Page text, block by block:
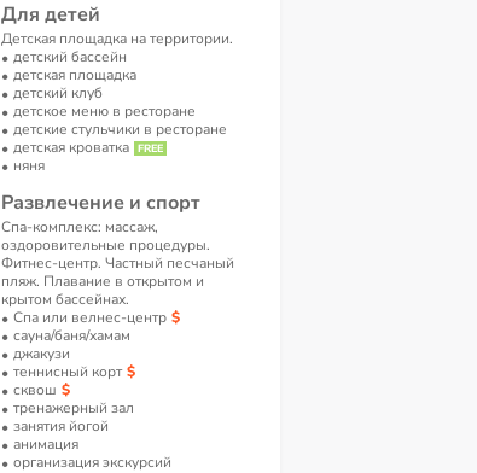
Для детей
Детская площадка на территории.
детский бассейн
детская площадка
детский клуб
детское меню в ресторане
детские стульчики в ресторане
детская кроватка
няня
Развлечение и спорт
Спа-комплекс: массаж,
оздоровительные процедуры.
Фитнес-центр. Частный песчаный
пляж. Плавание в открытом и
крытом бассейнах.
Спа или велнес-центр
сауна/баня/хамам
джакузи
теннисный корт
сквош
тренажерный зал
занятия йогой
анимация
организация экскурсий